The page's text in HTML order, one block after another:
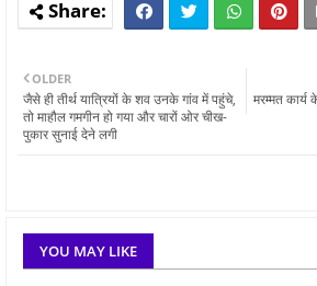
मरम्मत
OLDER
जैसे ही तीर्थ यात्रियों के शव उनके गांव में पहुंचे,
तो माहौल गमगीन हो गया और चारों ओर चीख-
पुकार सुनाई देने लगी
YOU MAY LIKE